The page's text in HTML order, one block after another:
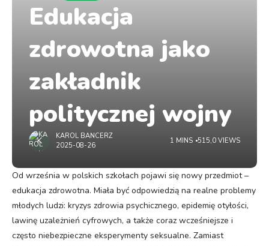
Edukacja
zdrowotna jako
zakładnik
politycznej wojny
KAROL BANCERZ
2025-08-26
1 MINS 515,0 VIEWS
Od września w polskich szkołach pojawi się nowy przedmiot –
edukacja zdrowotna. Miała być odpowiedzią na realne problemy
młodych ludzi: kryzys zdrowia psychicznego, epidemię otyłości,
lawinę uzależnień cyfrowych, a także coraz wcześniejsze i
często niebezpieczne eksperymenty seksualne. Zamiast